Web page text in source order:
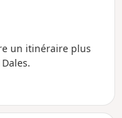
un itinéraire plus